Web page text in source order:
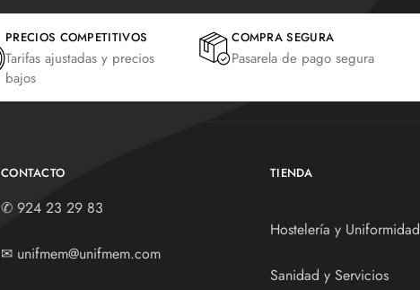
PRECIOS COMPETITIVOS
Tarifas ajustadas y precios
bajos
COMPRA SEGURA
Pasarela de pago segura
CONTACTO
✆ 924 23 29 83
✉ unifmem@unifmem.com
TIENDA
Hostelería y Uniformidad
Sanidad y Servicios